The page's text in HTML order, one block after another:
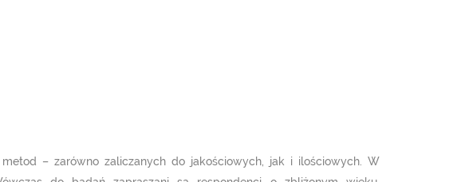
– zarówno zaliczanych do jakościowych, jak i ilościowych. W